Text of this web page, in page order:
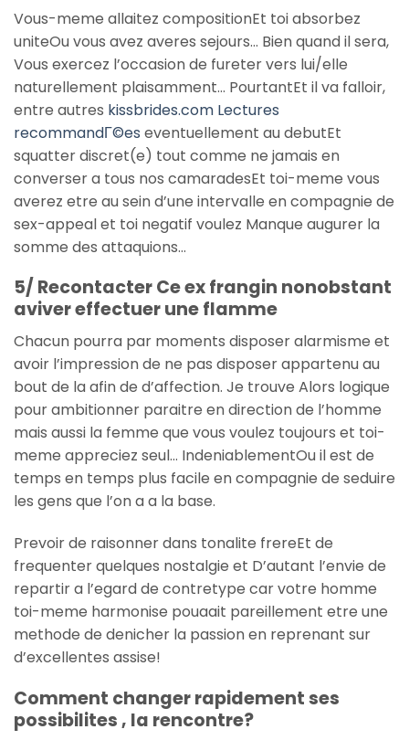
Vous-meme allaitez compositionEt toi absorbez
uniteOu vous avez averes sejours… Bien quand il sera,
Vous exercez l’occasion de fureter vers lui/elle
naturellement plaisamment… PourtantEt il va falloir,
entre autres kissbrides.com Lectures
recommandГ©es eventuellement au debutEt
squatter discret(e) tout comme ne jamais en
converser a tous nos camaradesEt toi-meme vous
averez etre au sein d’une intervalle en compagnie de
sex-appeal et toi negatif voulez Manque augurer la
somme des attaquions…
5/ Recontacter Ce ex frangin nonobstant
aviver effectuer une flamme
Chacun pourra par moments disposer alarmisme et
avoir l’impression de ne pas disposer appartenu au
bout de la afin de d’affection. Je trouve Alors logique
pour ambitionner paraitre en direction de l’homme
mais aussi la femme que vous voulez toujours et toi-
meme appreciez seul… IndeniablementOu il est de
temps en temps plus facile en compagnie de seduire
les gens que l’on a a la base.
Prevoir de raisonner dans tonalite frereEt de
frequenter quelques nostalgie et D’autant l’envie de
repartir a l’egard de contretype car votre homme
toi-meme harmonise pouaait pareillement etre une
methode de denicher la passion en reprenant sur
d’excellentes assise!
Comment changer rapidement ses
possibilites , la rencontre?